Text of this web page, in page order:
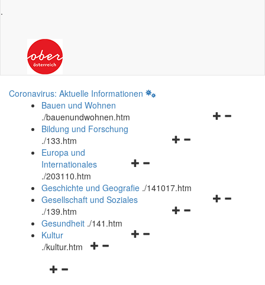
.
Coronavirus: Aktuelle Informationen
Bauen und Wohnen
./bauenundwohnen.htm
Navigationsmenü
Bildung und Forschung
./133.htm
Navigationsmenü
und
schließen
Europa und
Internationales
./203110.htm
Geschichte und Geografie ./141017.htm
Navigationsmenü
Gesellschaft und Soziales
./139.htm
Navigationsmenü
Gesundheit ./141.htm
Navigationsmenü
Kultur
./kultur.htm
Navigationsmenü